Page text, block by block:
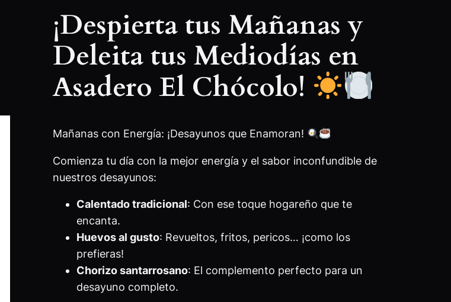
¡Despierta tus Mañanas y
Deleita tus Mediodías en
Asadero El Chócolo!
Mañanas con Energía: ¡Desayunos que Enamoran!
Comienza tu día con la mejor energía y el sabor inconfundible de
nuestros desayunos:
Calentado tradicional: Con ese toque hogareño que te
encanta.
Huevos al gusto: Revueltos, fritos, pericos… ¡como los
prefieras!
Chorizo santarrosano: El complemento perfecto para un
desayuno completo.